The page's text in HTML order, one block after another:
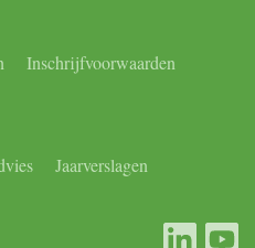
Inschrijfvoorwaarden
Jaarverslagen